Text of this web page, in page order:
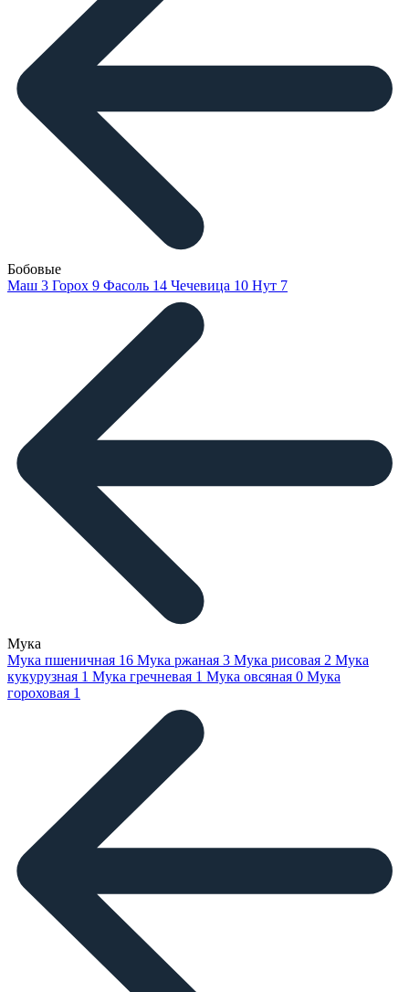
Бобовые
Маш 3 Горох 9 Фасоль 14 Чечевица 10 Нут 7
Мука
Мука пшеничная 16 Мука ржаная 3 Мука рисовая 2 Мука
кукурузная 1 Мука гречневая 1 Мука овсяная 0 Мука
гороховая 1